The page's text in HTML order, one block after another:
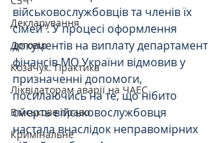
Декларування
Договір
Козачук. Практика
Ліквідаторам аварії на ЧАЕС
Військове право
Кримінальне
військовослужбовців та членів їх
сімей". У процесі оформлення
документів на виплату департамент
фінансів МО України відмовив у
призначенні допомоги,
посилаючись на те, що нібито
смерть військовослужбовця
настала внаслідок неправомірних